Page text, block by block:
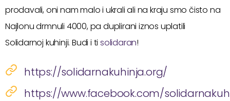
prodavali, oni nam malo i ukrali ali na kraju smo čisto na
Najlonu drmnuli 4000, pa duplirani iznos uplatili
Solidarnoj kuhinji. Budi i tisolidaran!
https://solidarnakuhinja.org/
https://www.facebook.com/